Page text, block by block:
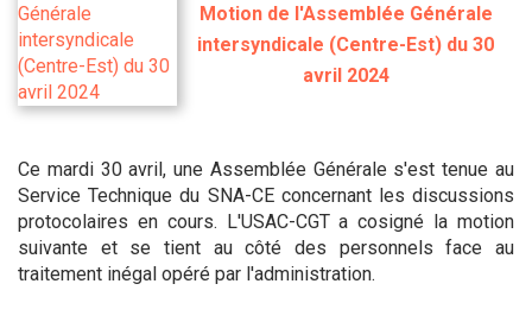
Motion de l'Assemblée Générale
intersyndicale (Centre-Est) du 30
avril 2024
Ce mardi 30 avril, une Assemblée Générale s'est tenue au
Service Technique du SNA-CE concernant les discussions
protocolaires en cours. L'USAC-CGT a cosigné la motion
suivante et se tient au côté des personnels face au
traitement inégal opéré par l'administration.